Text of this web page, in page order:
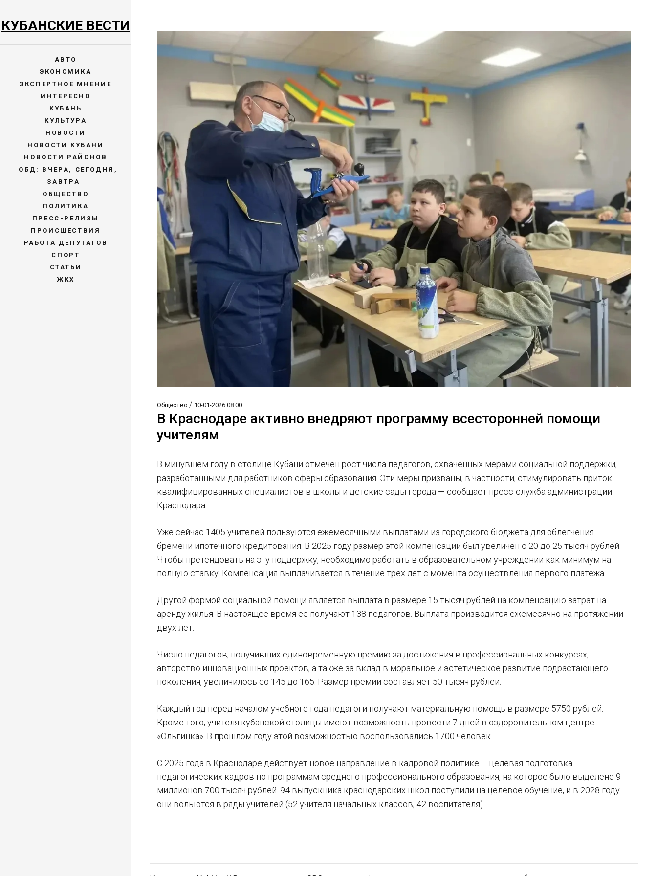
КУБАНСКИЕ ВЕСТИ
АВТО
ЭКОНОМИКА
ЭКСПЕРТНОЕ МНЕНИЕ
ИНТЕРЕСНО
КУБАНЬ
КУЛЬТУРА
НОВОСТИ
НОВОСТИ КУБАНИ
НОВОСТИ РАЙОНОВ
ОБД: ВЧЕРА, СЕГОДНЯ,
ЗАВТРА
ОБЩЕСТВО
ПОЛИТИКА
ПРЕСС-РЕЛИЗЫ
ПРОИСШЕСТВИЯ
РАБОТА ДЕПУТАТОВ
СПОРТ
СТАТЬИ
ЖКХ
Общество/ 10-01-2026 08:00
В Краснодаре активно внедряют программу всесторонней помощи
учителям
В минувшем году в столице Кубани отмечен рост числа педагогов, охваченных мерами социальной поддержки,
разработанными для работников сферы образования. Эти меры призваны, в частности, стимулировать приток
квалифицированных специалистов в школы и детские сады города — сообщает пресс-служба администрации
Краснодара.
Уже сейчас 1405 учителей пользуются ежемесячными выплатами из городского бюджета для облегчения
бремени ипотечного кредитования. В 2025 году размер этой компенсации был увеличен с 20 до 25 тысяч рублей.
Чтобы претендовать на эту поддержку, необходимо работать в образовательном учреждении как минимум на
полную ставку. Компенсация выплачивается в течение трех лет с момента осуществления первого платежа.
Другой формой социальной помощи является выплата в размере 15 тысяч рублей на компенсацию затрат на
аренду жилья. В настоящее время ее получают 138 педагогов. Выплата производится ежемесячно на протяжении
двух лет.
Число педагогов, получивших единовременную премию за достижения в профессиональных конкурсах,
авторство инновационных проектов, а также за вклад в моральное и эстетическое развитие подрастающего
поколения, увеличилось со 145 до 165. Размер премии составляет 50 тысяч рублей.
Каждый год перед началом учебного года педагоги получают материальную помощь в размере 5750 рублей.
Кроме того, учителя кубанской столицы имеют возможность провести 7 дней в оздоровительном центре
«Ольгинка». В прошлом году этой возможностью воспользовались 1700 человек.
С 2025 года в Краснодаре действует новое направление в кадровой политике – целевая подготовка
педагогических кадров по программам среднего профессионального образования, на которое было выделено 9
миллионов 700 тысяч рублей. 94 выпускника краснодарских школ поступили на целевое обучение, и в 2028 году
они вольются в ряды учителей (52 учителя начальных классов, 42 воспитателя).